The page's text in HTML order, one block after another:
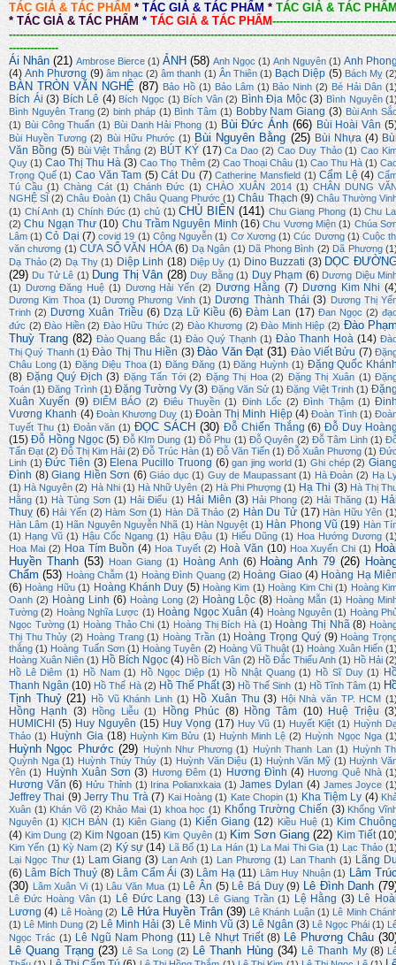
TÁC GIẢ & TÁC PHẨM * TÁC GIẢ & TÁC PHẨM * TÁC GIẢ & TÁC
* TÁC GIẢ & TÁC PHẨM * TÁC GIẢ & TÁC PHẨM-----------------------------------
--------------
Ái Nhân (21) Ambrose Bierce (1) ẢNH (58) Anh Ngọc (1) Anh Nguyên (1) Anh
(4) Anh Phương (9) âm nhạc (2) âm thanh (1) Ân Thiên (1) Bạch Diệp (5) Bách Mỵ
BÀN TRÒN VĂN NGHỆ (87) Bảo Hồ (1) Bảo Lâm (1) Bảo Ninh (2) Bé Hải Dân
Bích Ái (3) Bích Lê (4) Bích Ngọc (1) Bích Vân (2) Bình Địa Mộc (3) Bình Nguyên
Bình Nguyên Trang (2) binh pháp (1) Bình Tâm (1) Bobby Nam Giang (3) Bùi Anh
(1) Bùi Công Thuấn (1) Bùi Danh Hải Phong (1) Bùi Đức Ánh (66) Bùi Hoài Vân
Bùi Huyền Tương (2) Bùi Hữu Phước (1) Bùi Nguyên Bằng (25) Bùi Nhựa (4)
Văn Bồng (5) Bùi Việt Thắng (2) BÚT KÝ (17) Ca Dao (2) Cao Duy Thảo (1) Cao
Quy (1) Cao Thị Thu Hà (3) Cao Thọ Thêm (2) Cao Thoại Châu (1) Cao Thu Hà (1)
Trọng Quế (1) Cao Văn Tam (5) Cát Du (7) Catherine Mansfield (1) Cẩm Lệ (4)
Tú Cầu (1) Chàng Cát (1) Chánh Đức (1) CHÀO XUÂN 2014 (1) CHÂN DUNG
NGHỆ SĨ (2) Châu Đoàn (1) Châu Quang Phước (1) Châu Thạch (9) Châu Thường
(1) Chí Anh (1) Chính Đức (1) chủ (1) CHỦ BIÊN (141) Chu Giang Phong (1) Chu
(2) Chu Ngạn Thư (10) Chu Trầm Nguyên Minh (16) Chu Vương Miện (1) Chúa
Lâm (1) Cỏ Dại (7) covid 19 (1) Công Nguyễn (1) Cơ Xương (1) Cúc Dương (1) Cuộc
văn chương (1) CỬA SỔ VĂN HÓA (6) Dạ Ngân (1) Dã Phong Bình (2) Dã Phương
Dạ Thảo (2) Dạ Thy (1) Diệp Linh (18) Diệp Uy (1) Dino Buzzati (3) DỌC
(29) Du Tử Lê (1) Dung Thị Vân (28) Duy Bằng (1) Duy Phạm (6) Dương Diệu
(1)
Dương Đăng Huệ (1) Dương Hải Yến (2) Dương Hằng (7) Dương Kim Nhi
Dương Kim Thoa (1) Dương Phương Vinh (1) Dương Thành Thái (3) Dương Thị
Trinh (2) Dương Xuân Triều (6) Dzạ Lữ Kiều (6) Đàm Lan (17) Đan Ngọc (2)
đức (2) Đào Hiền (2) Đào Hữu Thức (2) Đào Khương (2) Đào Minh Hiệp (2) Đào
Thuỳ Trang (82) Đào Quang Bắc (1) Đào Quý Thạnh (1) Đào Thanh Hoà (14)
Thị Quý Thanh (1) Đào Thị Thu Hiền (3) Đào Văn Đạt (31) Đào Viết Bửu (7)
Châu Long (1) Đặng Diệu Thoa (1) Đăng Đăng (1) Đăng Huỳnh (1) Đặng Quốc
(8) Đặng Quý Địch (3) Đặng Tấn Tới (2) Đặng Thị Hoa (2) Đặng Thị Xuân (1)
Toán (1) Đăng Trình (1) Đặng Tường Vy (3) Đặng Văn Sử (1) Đặng Việt Trinh (1)
Xuân Xuyến (9) ĐIỂM BÁO (2) Điêu Thuyền (1) Đinh Lốc (2) Đình Thậm (1)
Vương Khanh (4) Đoàn Khương Duy (1) Đoàn Thị Minh Hiệp (4) Đoàn Tình (1)
Tuyết Thu (1) Đoản văn (1) ĐỌC SÁCH (30) Đỗ Chiến Thắng (6) Đỗ Duy
(15) Đỗ Hồng Ngọc (5) Đỗ KIm Dung (1) Đỗ Phu (1) Đỗ Quyên (2) Đỗ Tâm Linh (1)
Tấn Đạt (2) Đỗ Thị Kim Hải (2) Đỗ Trúc Hàn (1) Đỗ Văn Tiến (1) Đỗ Xuân Phương (1)
Linh (1) Đức Tiên (3) Elena Pucillo Truong (6) gan jing world (1) Ghi chép (2)
Đình (8) Giang Hiền Sơn (6) Giáo dục (1) Guy de Maupassant (1) Hà Đoàn (2) Hạ
(1) Hà Nguyên (2) Hà Nhi (1) Hà Nhữ Uyên (2) Hà Phi Phượng (1) Hạ Thi (3) Hà Thị
Hằng (1) Hà Tùng Sơn (1) Hải Điểu (1) Hải Miên (3) Hải Phong (2) Hải Thăng (1)
Thuỵ (6) Hải Yến (2) Hàm Sơn (1) Hàn Dã Thảo (2) Hàn Du Tử (17) Hàn Hữu Yên
Hàn Lâm (1) Hãn Nguyên Nguyễn Nhã (1) Hàn Nguyệt (1) Hàn Phong Vũ (19) Hàn
(1) Hạng Vũ (1) Hậu Cốc Ngang (1) Hậu Đậu (1) Hiếu Dũng (1) Hoa Hướng Dương
Hoa Mai (2) Hoa Tím Buồn (4) Hoa Tuyết (2) Hoà Văn (10) Hoa Xuyến Chi (1)
Huyền Thanh (53) Hoan Giang (1) Hoàng Anh (6) Hoàng Anh 79 (26)
Chẩm (53) Hoàng Chẫm (1) Hoàng Đình Quang (2) Hoàng Giao (4) Hoàng Hạ
(6) Hoàng Hữu (1) Hoàng Khánh Duy (5) Hoàng Kim (1) Hoàng Kim Chi (1) Hoàng
Oanh (2) Hoàng Linh (6) Hoàng Long (2) Hoàng Lộc (8) Hoàng Mẫn (1) Hoàng
Tường (2) Hoàng Nghĩa Lược (1) Hoàng Ngọc Xuân (4) Hoàng Nguyên (1) Hoàng
Ngọc Tường (1) Hoàng Thảo Chi (1) Hoàng Thị Bích Hà (1) Hoàng Thị Nhã (8)
Thị Thu Thủy (2) Hoàng Trang (1) Hoàng Trần (1) Hoàng Trọng Quý (9) Hoàng
thắng (1) Hoàng Tuấn Sơn (1) Hoàng Tuyên (2) Hoàng Vũ Thuật (1) Hoàng Xuân Hiến
Hoàng Xuân Niên (1) Hồ Bích Ngọc (4) Hồ Bích Vân (2) Hồ Đắc Thiếu Anh (1) Hồ Hải
Hồ Lê Diêm (1) Hồ Nam (1) Hồ Ngọc Diệp (1) Hồ Nhật Quang (1) Hồ Sĩ Duy (1)
Thanh Ngân (10) Hồ Thế Hà (2) Hồ Thế Phất (3) Hồ Thế Sinh (1) Hồ Tĩnh Tâm (1)
Tịnh Thuỷ (21) Hồ Vũ Khánh Linh (1) Hồ Xuân Thu (3) Hội Nhà văn TP. HCM
Hồng Hạnh (3) Hồng Liễu (1) Hồng Phúc (8) Hồng Tâm (10) Huệ Triệu
HUMICHI
(5) Huy Nguyên (15) Huy Vọng (17) Huy Vũ (1) Huyết Kiệt (1) Huỳnh
Thảo (1) Huỳnh Gia (18) Huỳnh Kim Bửu (1) Huỳnh Minh Lệ (2) Huỳnh Ngọc Nga
Huỳnh Ngọc Phước (29) Huỳnh Như Phương (1) Huỳnh Thanh Lan (1)
Huỳnh
Quỳnh Nga (1) Huỳnh Thúy Thúy (1) Huỳnh Văn Diệu (1) Huỳnh Văn Mỹ (1) Huỳnh
Yên (1) Huỳnh Xuân Sơn (3) Hương Đêm (1) Hương Đình (4) Hương Quê Nhà
Hương Văn (6) Hửu Thỉnh (1) Irina Polianxkaia (1) James Dylan (4) James Joyce
Jeffrey Thai (9) Jerry Thu Trà (7) Kai Hoàng (1) Kate Chopin (1) Kha Tiệm Ly (4)
Xuân (1) Khán Võ (2) Khảo Mai (1) khoa học (1) Khổng Trường Chiến (3) Khổng
Nguyên (1) KỊCH BẢN (1) Kiên Giang (1) Kiến Giang (12) Kiều Huệ (1) Kim
(4) Kim Dung (2) Kim Ngoan (15) Kim Quyên (1) Kim Sơn Giang (22) Kim Tiết
Kim Yến (1) Kỳ Nam (2) Ký sự (14) Lã Bố (1) La Hán (1) La Mai Thi Gia (1) Lạc Thảo
Lại Ngọc Thư (1) Lam Giang (3) Lan Anh (1) Lan Phương (1) Lan Thanh (1) Lãng
(6) Lâm Bích Thuỷ (8) Lâm Cẩm Ái (3) Lâm Hạ (11) Lâm Huy Nhuận (1) Lâm
(30) Lâm Xuân Vi (1) Lâu Văn Mua (1) Lê Ân (5) Lê Bá Duy (9) Lê Đình Danh
Lê Đức Hoàng Vân (1) Lê Đức Lang (13) Lê Giang Trần (1) Lệ Hằng (3) Lê
Lương (4) Lê Hoàng (2) Lê Hứa Huyền Trân (39) Lê Khánh Luận (1) Lê Minh
(1) Lê Minh Dung (2) Lê Minh Hải (3) Lê Minh Vũ (3) Lê Ngân (3) Lê Ngọc Phái (1)
Ngọc Trác (1) Lê Ngũ Nam Phong (11) Lê Nhựt Triết (8) Lê Phương Châu
Lê Quang Trạng (23) Lê Sa Long (2) Lê Thanh Hùng (34) Lê Thanh My (8)